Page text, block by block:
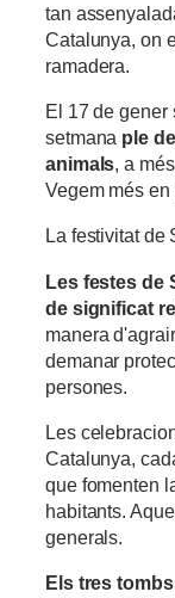
tan
Catalunya, on
ramadera.
El 17 de gener
setmana ple
animals, a
Vegem més
La festivitat de
Les festes de
de significat
manera
demanar
persones.
Les
Catalunya,
que fomenten
habitants.
generals.
Els tres tombs